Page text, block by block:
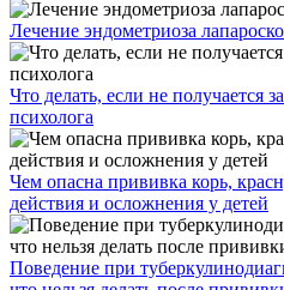
Лечение эндометриоза
Что делать, если не получается
психолога
Чем опасна прививка корь,
действия и осложнения у детей
Поведение при